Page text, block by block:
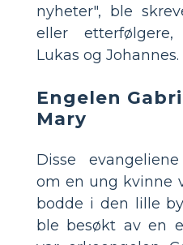
nyheter", ble
eller
Lukas og Johannes.
Engelen
Mary
Disse
om en ung kvinne
bodde i den lille
ble besøkt av en